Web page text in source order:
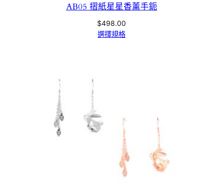
AB05 摺紙星星香薰手鈪
$498.00
選擇規格